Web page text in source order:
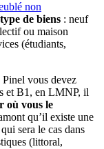
non
de biens : neuf
ou maison
(étudiants,
vous devez
et B1, en LMNP, il
où vous le
qu’il existe une
sera le cas dans
(littoral,